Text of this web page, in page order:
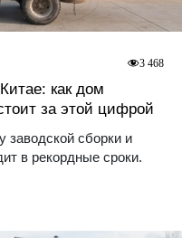
как дом
за этой цифрой
заводской сборки и
в рекордные сроки.
3 468